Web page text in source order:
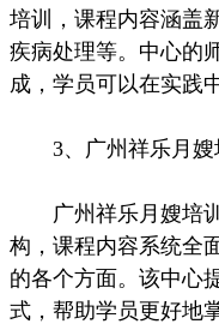
培训，课程内容涵盖
疾病处理等。中心的
成，学员可以在实践
3、广州祥乐月嫂
广州祥乐月嫂培训
构，课程内容系统全
的各个方面。该中心
式，帮助学员更好地